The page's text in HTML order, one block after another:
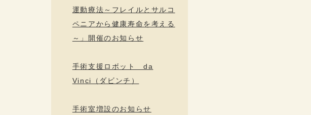
運動療法～フレイルとサルコ
ペニアから健康寿命を考える
～」開催のお知らせ
手術支援ロボット da
Vinci（ダビンチ）
手術室増設のお知らせ